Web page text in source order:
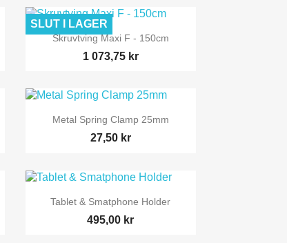
 Snabbvy
Skruvtving Maxi F - 150cm
1 073,75 kr
SLUT I LAGER
 Snabbvy
Metal Spring Clamp 25mm
27,50 kr
 Snabbvy
Tablet & Smatphone Holder
495,00 kr